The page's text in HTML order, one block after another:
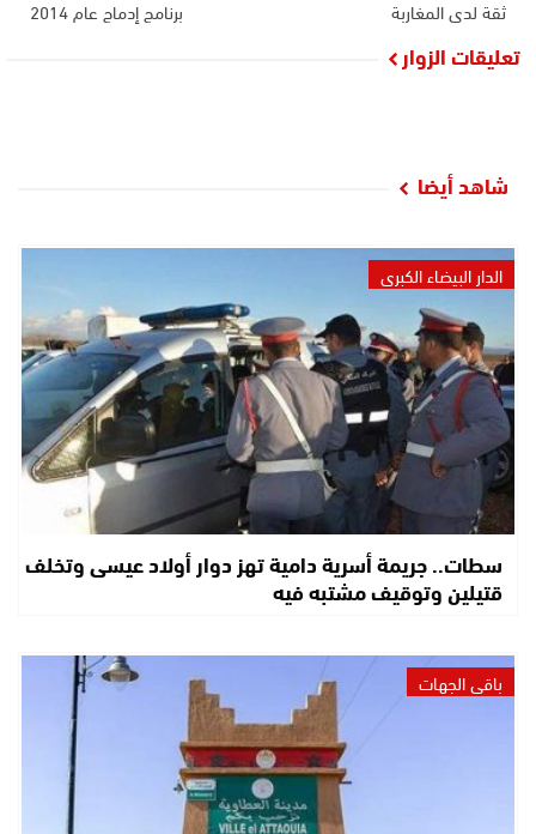
ثقة لدى المغاربة برنامج إدماج عام 2014
تعليقات الزوار
شاهد أيضا
الدار البيضاء الكبرى
سطات.. جريمة أسرية دامية تهز دوار أولاد عيسى وتخلف
قتيلين وتوقيف مشتبه فيه
باقي الجهات